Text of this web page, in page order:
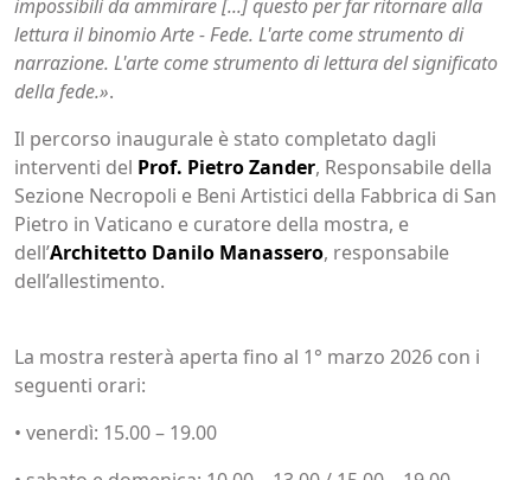
impossibili da ammirare [...] questo per far ritornare alla
lettura il binomio Arte - Fede. L'arte come strumento di
narrazione. L'arte come strumento di lettura del significato
della fede.».
Il percorso inaugurale è stato completato dagli
interventi del Prof. Pietro Zander, Responsabile della
Sezione Necropoli e Beni Artistici della Fabbrica di San
Pietro in Vaticano e curatore della mostra, e
dell’Architetto Danilo Manassero, responsabile
dell’allestimento.
La mostra resterà aperta fino al 1° marzo 2026 con i
seguenti orari:
• venerdì: 15.00 – 19.00